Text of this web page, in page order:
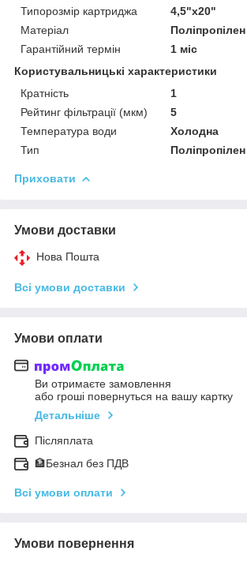
Типорозмір картриджа
4,5"х20"
Матеріал
Поліпропілен
Гарантійний термін
1 міс
Користувальницькі характеристики
Кратність
1
Рейтинг фільтрації (мкм)
5
Температура води
Холодна
Тип
Приховати
Умови доставки
Нова Пошта
Всі умови доставки
Умови оплати
Ви отримаєте замовлення
або гроші повернуться на вашу картку
Детальніше
Післяплата
🏦Безнал без ПДВ
Всі умови оплати
Умови повернення